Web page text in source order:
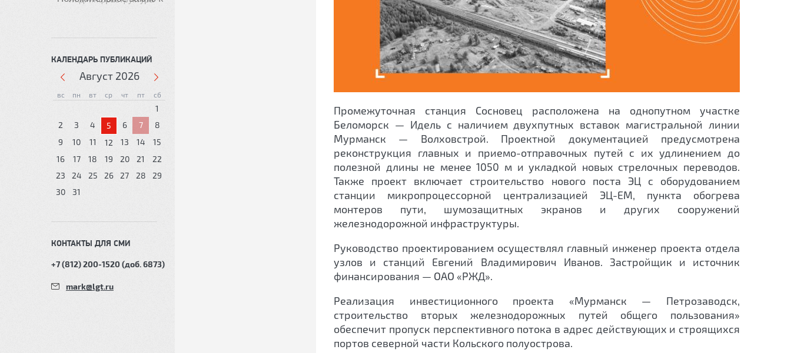
КАЛЕНДАРЬ ПУБЛИКАЦИЙ
Август 2026
вс пн вт ср чт пт сб
1
2
3 4 5 6 7
8
9
10 11 12 13 14
15
16
17 18 19 20 21
22
23
24 25 26 27 28
29
30
31
КОНТАКТЫ ДЛЯ СМИ
+7 (812) 200-1520 (доб. 6873)
mark@lgt.ru
Промежуточная станция Сосновец расположена на однопутном участке
Беломорск — Идель с наличием двухпутных вставок магистральной линии
Мурманск — Волховстрой. Проектной документацией предусмотрена
реконструкция главных и приемо-отправочных путей с их удлинением до
полезной длины не менее 1050 м и укладкой новых стрелочных переводов.
Также проект включает строительство нового поста ЭЦ с оборудованием
станции микропроцессорной централизацией ЭЦ-ЕМ, пункта обогрева
монтеров пути, шумозащитных экранов и других сооружений
железнодорожной инфраструктуры.
Руководство проектированием осуществлял главный инженер проекта отдела
узлов и станций Евгений Владимирович Иванов. Застройщик и источник
финансирования — ОАО «РЖД».
Реализация инвестиционного проекта «Мурманск — Петрозаводск,
строительство вторых железнодорожных путей общего пользования»
обеспечит пропуск перспективного потока в адрес действующих и строящихся
портов северной части Кольского полуострова.